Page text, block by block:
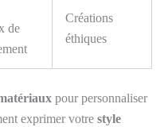
de
Créations
éthiques
pour personnaliser
exprimer votre style